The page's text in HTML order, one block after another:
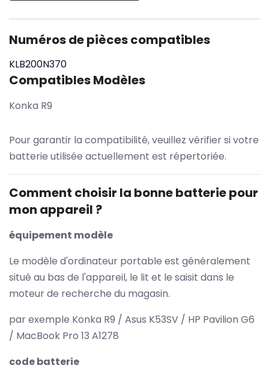
Numéros de pièces compatibles
KLB200N370
Compatibles Modèles
Konka R9
Pour garantir la compatibilité, veuillez vérifier si votre
batterie utilisée actuellement est répertoriée.
Comment choisir la bonne batterie pour
mon appareil ?
équipement modèle
Le modèle d'ordinateur portable est généralement
situé au bas de l'appareil, le lit et le saisit dans le
moteur de recherche du magasin.
par exemple Konka R9 / Asus K53SV / HP Pavilion G6
/ MacBook Pro 13 A1278
code batterie